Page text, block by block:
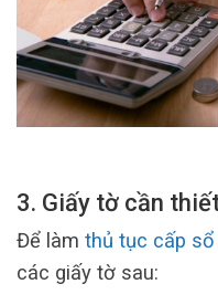
3. Giấy tờ cần
Để làm thủ tục cấp sổ
các giấy tờ sau: